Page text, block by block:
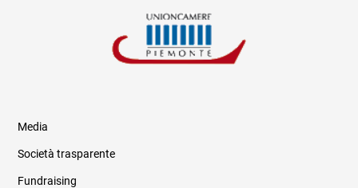
Media
Società trasparente
Fundraising